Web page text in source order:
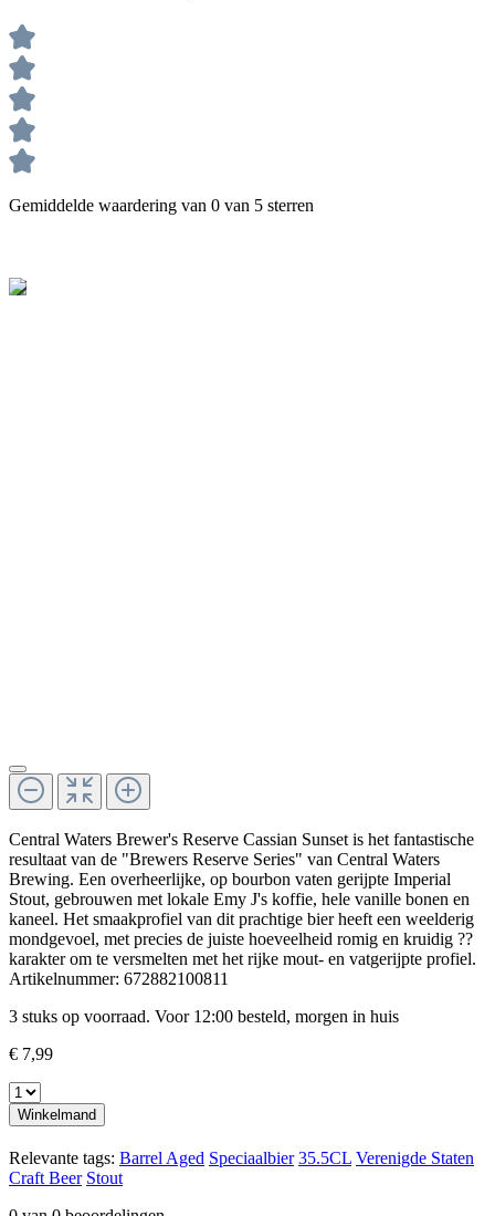
Gemiddelde waardering van 0 van 5 sterren
Central Waters Brewer's Reserve Cassian Sunset is het fantastische
resultaat van de "Brewers Reserve Series" van Central Waters
Brewing. Een overheerlijke, op bourbon vaten gerijpte Imperial
Stout, gebrouwen met lokale Emy J's koffie, hele vanille bonen en
kaneel. Het smaakprofiel van dit prachtige bier heeft een weelderig
mondgevoel, met precies de juiste hoeveelheid romig en kruidig ??
karakter om te versmelten met het rijke mout- en vatgerijpte profiel.
Artikelnummer: 672882100811
3 stuks op voorraad. Voor 12:00 besteld, morgen in huis
€ 7,99
Winkelmand
Relevante tags: Barrel Aged Speciaalbier 35.5CL Verenigde Staten
Craft Beer Stout